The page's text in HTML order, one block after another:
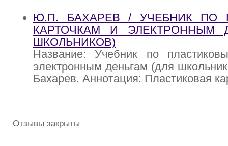
Ю.П. БАХАРЕВ / УЧЕБНИК ПО
КАРТОЧКАМ И ЭЛЕКТРОННЫМ
ШКОЛЬНИКОВ)
Название: Учебник по
электронным деньгам (для
Бахарев. Аннотация: Пластиковая
Отзывы закрыты